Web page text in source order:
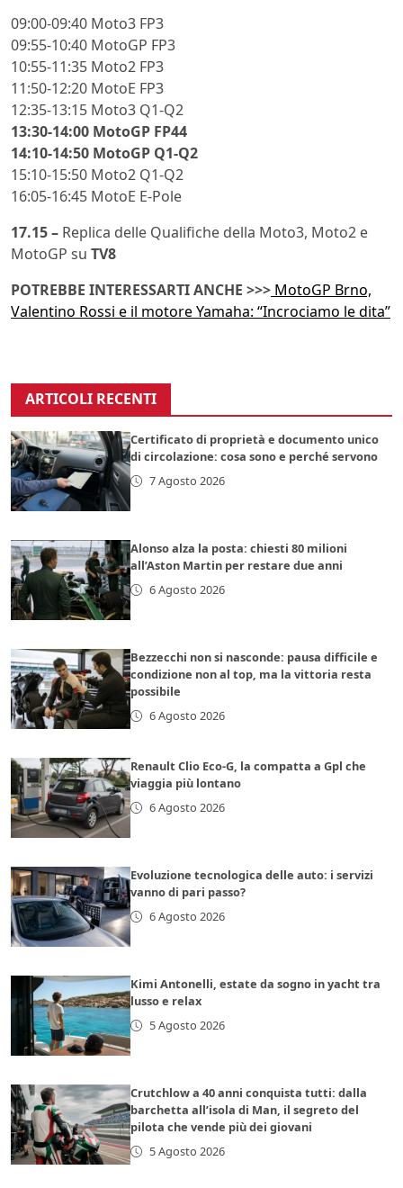
09:00-09:40 Moto3 FP3
09:55-10:40 MotoGP FP3
10:55-11:35 Moto2 FP3
11:50-12:20 MotoE FP3
12:35-13:15 Moto3 Q1-Q2
13:30-14:00 MotoGP FP44
14:10-14:50 MotoGP Q1-Q2
15:10-15:50 Moto2 Q1-Q2
16:05-16:45 MotoE E-Pole
17.15 – Replica delle Qualifiche della Moto3, Moto2 e
MotoGP su TV8
POTREBBE INTERESSARTI ANCHE >>> MotoGP Brno,
Valentino Rossi e il motore Yamaha: “Incrociamo le dita”
ARTICOLI RECENTI
Certificato di proprietà e documento unico
di circolazione: cosa sono e perché servono
7 Agosto 2026
Alonso alza la posta: chiesti 80 milioni
all’Aston Martin per restare due anni
6 Agosto 2026
Bezzecchi non si nasconde: pausa difficile e
condizione non al top, ma la vittoria resta
possibile
6 Agosto 2026
Renault Clio Eco-G, la compatta a Gpl che
viaggia più lontano
6 Agosto 2026
Evoluzione tecnologica delle auto: i servizi
vanno di pari passo?
6 Agosto 2026
Kimi Antonelli, estate da sogno in yacht tra
lusso e relax
5 Agosto 2026
Crutchlow a 40 anni conquista tutti: dalla
barchetta all’isola di Man, il segreto del
pilota che vende più dei giovani
5 Agosto 2026